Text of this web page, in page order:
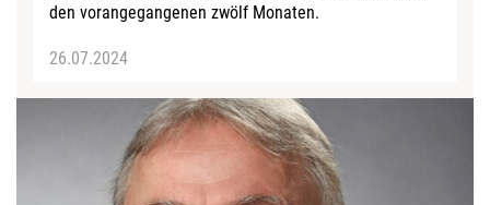
den vorangegangenen zwölf Monaten.
26.07.2024